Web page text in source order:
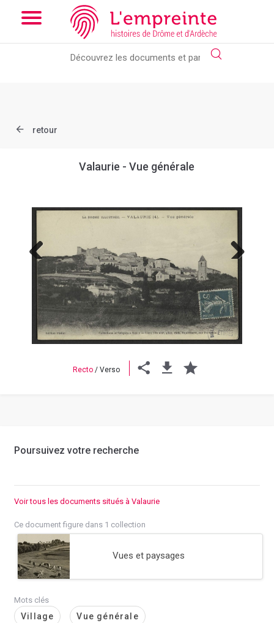
Array ( [slug] => document [ref] => B263626101_CP1864 )
Add the new slick-theme.css if you want the default styling
retour
Valaurie - Vue générale
Previous Next
Recto / Verso
Poursuivez votre recherche
Voir tous les documents situés à Valaurie
Ce document figure dans 1 collection
Vues et paysages
Mots clés
Village Vue générale